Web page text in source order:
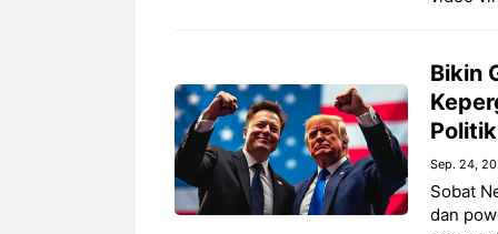
Bikin
Sep. 24,
Sobat
dan